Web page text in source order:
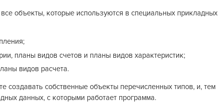
объекты, которые используются в специальных прикладных
планы видов счетов и планы видов характеристик;
видов расчета.
создавать собственные объекты перечисленных типов, и, тем
данных, с которыми работает программа.